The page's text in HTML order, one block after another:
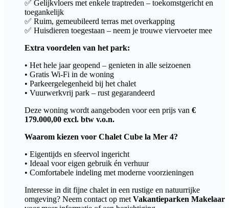
✅ Gelijkvloers met enkele traptreden – toekomstgericht en
toegankelijk
✅ Ruim, gemeubileerd terras met overkapping
✅ Huisdieren toegestaan – neem je trouwe viervoeter mee
Extra voordelen van het park:
• Het hele jaar geopend – genieten in alle seizoenen
• Gratis Wi-Fi in de woning
• Parkeergelegenheid bij het chalet
• Vuurwerkvrij park – rust gegarandeerd
Deze woning wordt aangeboden voor een prijs van €
179.000,00 excl. btw v.o.n.
Waarom kiezen voor Chalet Cube la Mer 4?
• Eigentijds en sfeervol ingericht
• Ideaal voor eigen gebruik én verhuur
• Comfortabele indeling met moderne voorzieningen
Interesse in dit fijne chalet in een rustige en natuurrijke
omgeving? Neem contact op met Vakantieparken Makelaar